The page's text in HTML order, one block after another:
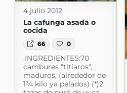
4 julio 2012
La cafunga asada o
cocida
66 0
.INGREDIENTES:70
cambures "titiaros",
maduros, (alrededor de
1¾ kilo ya pelados) (*)2